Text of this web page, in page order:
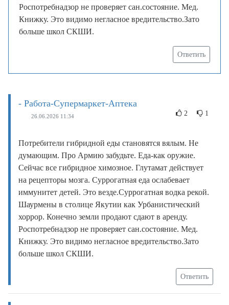
Роспотребнадзор не проверяет сан.состояние. Мед.
Книжку. Это видимо негласное вредительство.Зато
больше школ СКШИ.
Ответить
- Работа-Супермаркет-Аптека
26.06.2026 11:34 2 1
Потребители гибридной еды становятся вялым. Не
думающим. Про Армию забудьте. Еда-как оружие.
Сейчас все гибридное химозное. Глутамат действует
на рецепторы мозга. Суррогатная еда ослабевает
иммунитет детей. Это везде.Суррогатная водка рекой.
Шаурмены в столице Якутии как Урбанистический
хоррор. Конечно земли продают сдают в аренду.
Роспотребнадзор не проверяет сан.состояние. Мед.
Книжку. Это видимо негласное вредительство.Зато
больше школ СКШИ.
Ответить